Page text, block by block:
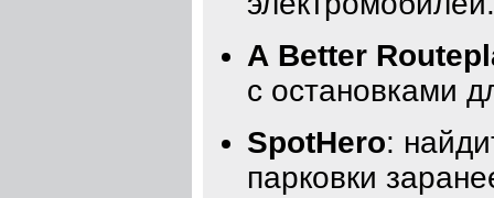
A Better
с остановками
SpotHero:
парковки